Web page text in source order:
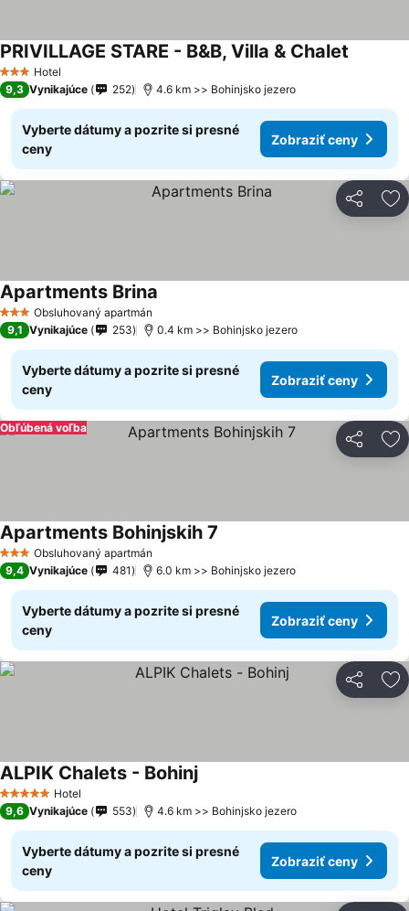
3 Počet hviezdičiek
Hotel
PRIVILLAGE STARE - B&B, Villa & Chalet
9,3 Vynikajúce 252 4.6 km >> Bohinjsko jezero
Vyberte dátumy a pozrite si presné
ceny
Zobraziť ceny
Zdieľať
3 Počet hviezdičiek
Obsluhovaný apartmán
Apartments Brina
9,1 Vynikajúce 253 0.4 km >> Bohinjsko jezero
Vyberte dátumy a pozrite si presné
ceny
Zobraziť ceny
Zdieľať
Obľúbená voľba
3 Počet hviezdičiek
Obsluhovaný apartmán
Apartments Bohinjskih 7
9,4 Vynikajúce 481 6.0 km >> Bohinjsko jezero
Vyberte dátumy a pozrite si presné
ceny
Zobraziť ceny
Zdieľať
5 Počet hviezdičiek
Hotel
ALPIK Chalets - BohinjZobraziť ceny
9,6 Vynikajúce 553 4.6 km >> Bohinjsko jezero
Vyberte dátumy a pozrite si presné
ceny
Zobraziť ceny